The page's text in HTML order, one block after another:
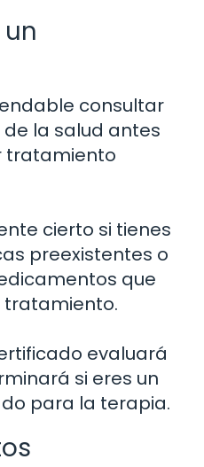
consultar
la salud antes
tratamiento
cierto si tienes
preexistentes o
que
evaluará
si eres un
para la terapia.